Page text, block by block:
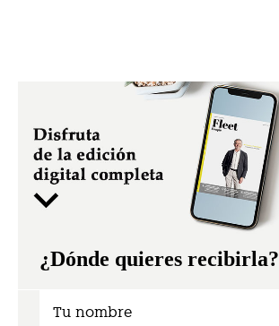
¿Dónde quieres recibirla?